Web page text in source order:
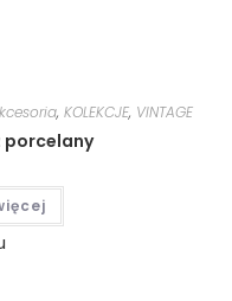
, KOLEKCJE, VINTAGE
porcelany